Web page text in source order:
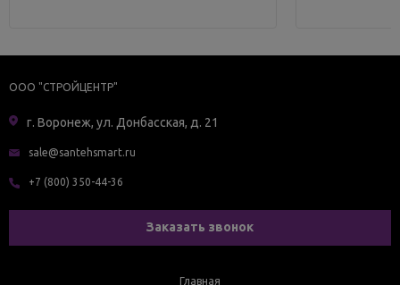
ООО "СТРОЙЦЕНТР"
г. Воронеж, ул. Донбасская, д. 21
sale@santehsmart.ru
+7 (800) 350-44-36
Заказать звонок
Главная